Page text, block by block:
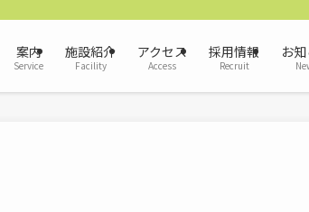
案内
Service
施設紹介
Facility
アクセス
Access
採用情報
Recruit
お